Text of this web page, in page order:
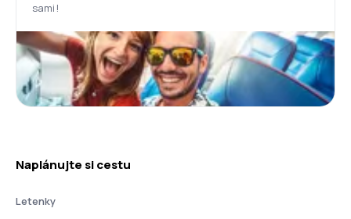
sami!
Naplánujte si cestu
Letenky